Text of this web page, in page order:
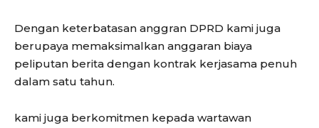
Dengan keterbatasan anggran DPRD kami juga
berupaya memaksimalkan anggaran biaya
peliputan berita dengan kontrak kerjasama penuh
dalam satu tahun.
kami juga berkomitmen kepada wartawan